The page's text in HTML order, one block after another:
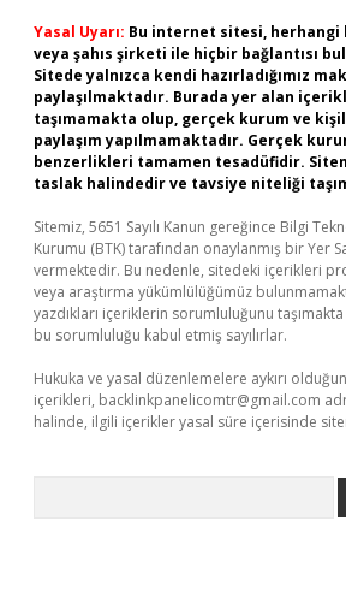
Yasal Uyarı: Bu internet sitesi, herhangi
veya şahıs şirketi ile hiçbir bağlantısı
Sitede yalnızca kendi hazırladığımız
paylaşılmaktadır. Burada yer alan
taşımamakta olup, gerçek kurum ve
paylaşım yapılmamaktadır. Gerçek
benzerlikleri tamamen tesadüfidir.
taslak halindedir ve tavsiye niteliği
Sitemiz, 5651 Sayılı Kanun gereğince Bilgi
Kurumu (BTK) tarafından onaylanmış bir Yer
vermektedir. Bu nedenle, sitedeki içerikleri
veya araştırma yükümlülüğümüz
yazdıkları içeriklerin sorumluluğunu
bu sorumluluğu kabul etmiş sayılırlar.
Hukuka ve yasal düzenlemelere aykırı
içerikleri, backlinkpanelicomtr@gmail.com
halinde, ilgili içerikler yasal süre içerisinde